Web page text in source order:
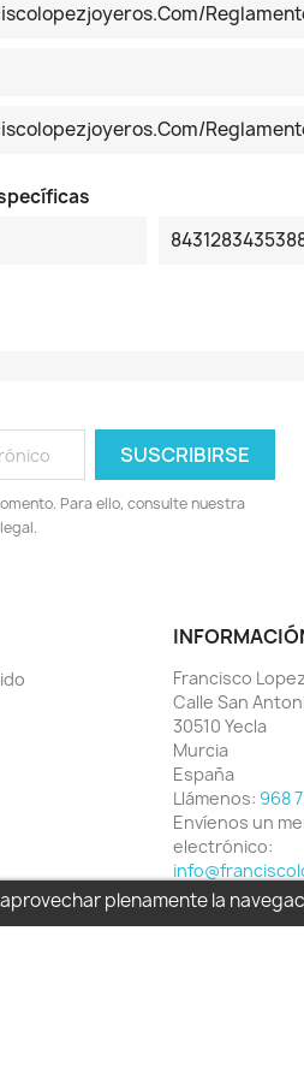
plenamente la
Para ello, consulte nuestra
Francisco
Calle San
30510 Yecla
Murcia
España
Llámenos: 968
Envíenos un
electrónico: